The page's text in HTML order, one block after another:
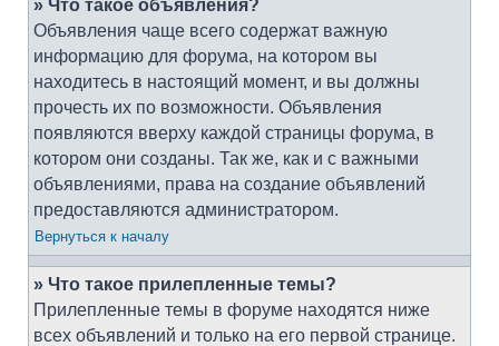
» Что такое объявления?
Объявления чаще всего содержат важную
информацию для форума, на котором вы
находитесь в настоящий момент, и вы должны
прочесть их по возможности. Объявления
появляются вверху каждой страницы форума, в
котором они созданы. Так же, как и с важными
объявлениями, права на создание объявлений
предоставляются администратором.
Вернуться к началу
» Что такое прилепленные темы?
Прилепленные темы в форуме находятся ниже
всех объявлений и только на его первой странице.